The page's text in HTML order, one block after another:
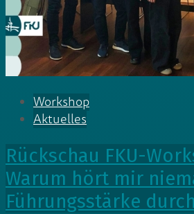
Workshop
Aktuelles
Rückschau FKU-
Warum hört mir
Führungsstärke